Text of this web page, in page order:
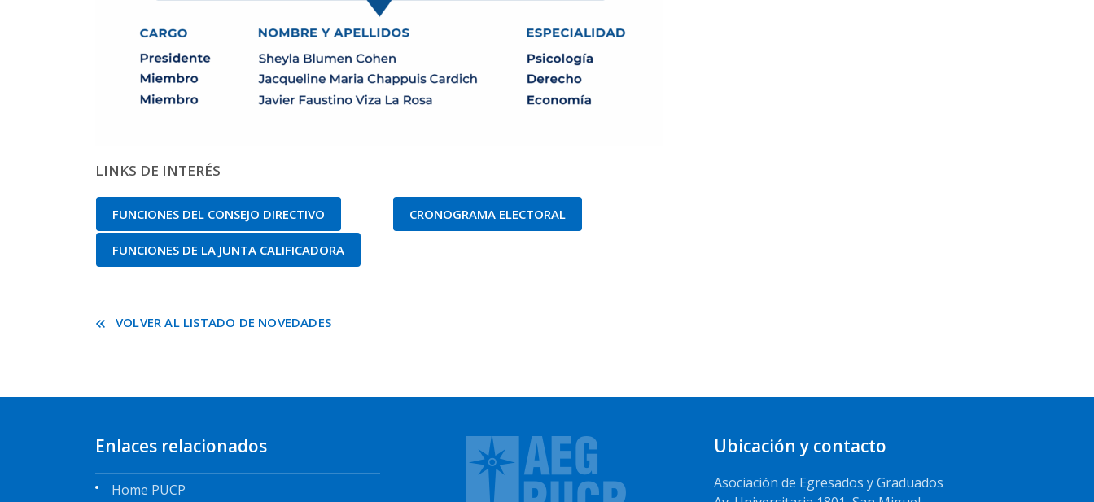
LINKS DE INTERÉS
FUNCIONES DEL CONSEJO DIRECTIVO CRONOGRAMA ELECTORAL
FUNCIONES DE LA JUNTA CALIFICADORA
VOLVER AL LISTADO DE NOVEDADES
Enlaces relacionados
Home PUCP
Ubicación y contacto
Asociación de Egresados y Graduados